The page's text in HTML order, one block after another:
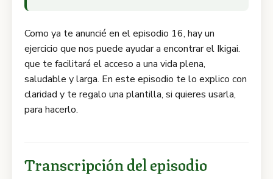
Como ya te anuncié en el episodio 16, hay un
ejercicio que nos puede ayudar a encontrar el Ikigai.
que te facilitará el acceso a una vida plena,
saludable y larga. En este episodio te lo explico con
claridad y te regalo una plantilla, si quieres usarla,
para hacerlo.
Transcripción del episodio